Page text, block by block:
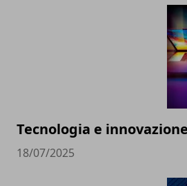
Tecnologia e
18/07/2025